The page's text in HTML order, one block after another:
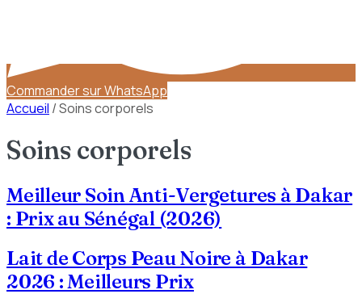
Commander sur WhatsApp
Accueil /Soins corporels
Soins corporels
Meilleur Soin Anti-Vergetures à Dakar
: Prix au Sénégal (2026)
Lait de Corps Peau Noire à Dakar
2026 : Meilleurs Prix